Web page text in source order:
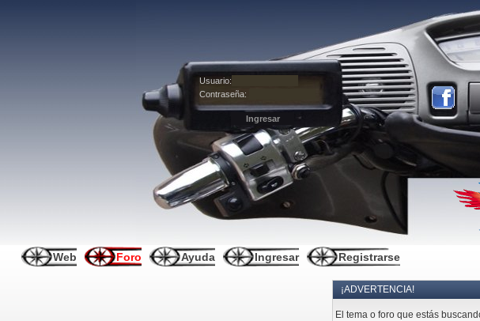
Usuario:
Contraseña:
Web Foro Ayuda Ingresar Registrarse
¡ADVERTENCIA!
El tema o foro que estás